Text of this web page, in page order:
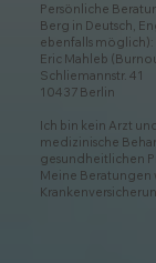
Persönliche
Berg in Deutsch,
ebenfalls möglich):
Eric Mahleb
Schliemannstr. 41
10437 Berlin
Ich bin kein Arzt
medizinische
gesundheitlichen
Meine Beratungen